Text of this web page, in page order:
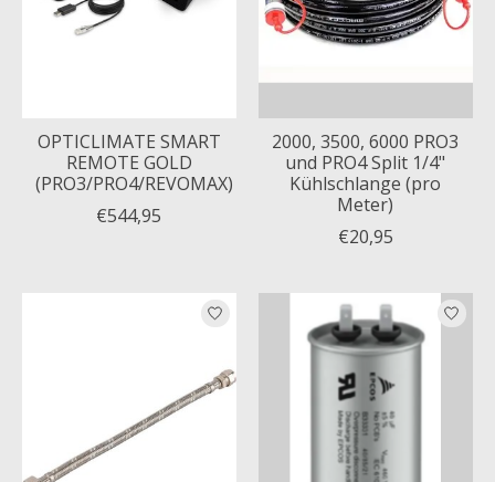
OPTICLIMATE SMART
REMOTE GOLD
(PRO3/PRO4/REVOMAX)
€544,95
2000, 3500, 6000 PRO3
und PRO4 Split 1/4"
Kühlschlange (pro
Meter)
€20,95